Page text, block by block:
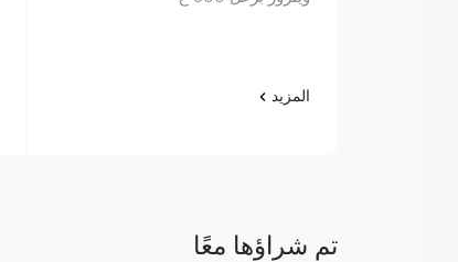
المزيد
تم شراؤها معًا